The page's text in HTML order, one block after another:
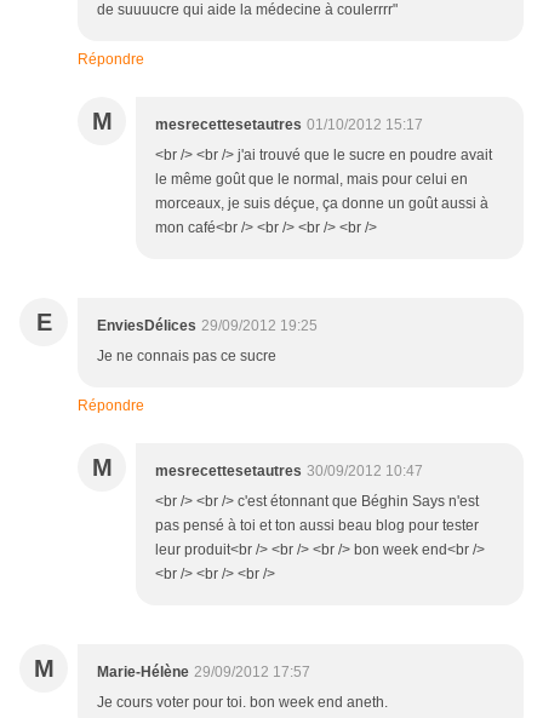
de suuuucre qui aide la médecine à coulerrrr"
Répondre
M mesrecettesetautres 01/10/2012 15:17
<br /> <br /> j'ai trouvé que le sucre en poudre avait
le même goût que le normal, mais pour celui en
morceaux, je suis déçue, ça donne un goût aussi à
mon café<br /> <br /> <br /> <br />
E EnviesDélices 29/09/2012 19:25
Je ne connais pas ce sucre
Répondre
M mesrecettesetautres 30/09/2012 10:47
<br /> <br /> c'est étonnant que Béghin Says n'est
pas pensé à toi et ton aussi beau blog pour tester
leur produit<br /> <br /> <br /> bon week end<br />
<br /> <br /> <br />
M Marie-Hélène 29/09/2012 17:57
Je cours voter pour toi. bon week end aneth.